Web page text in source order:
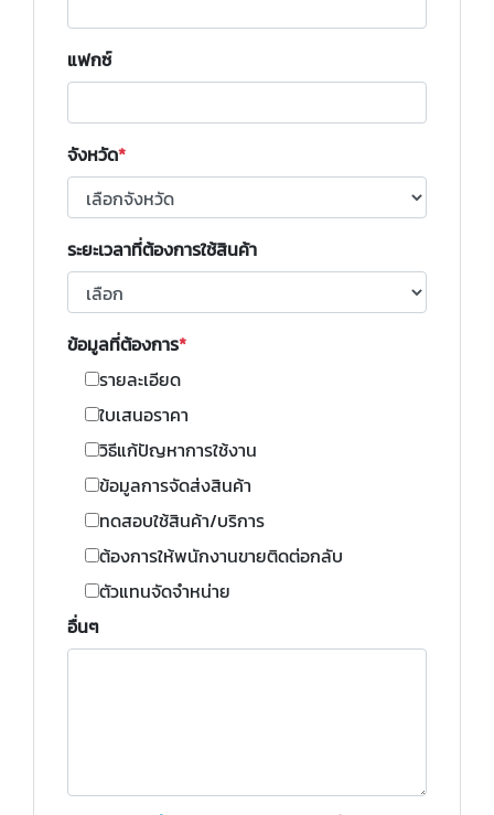
แฟกซ์
จังหวัด
ระยะเวลาที่ต้องการใช้สินค้า
ข้อมูลที่ต้องการ
รายละเอียด
ใบเสนอราคา
วิธีแก้ปัญหาการใช้งาน
ข้อมูลการจัดส่งสินค้า
ทดสอบใช้สินค้า/บริการ
ต้องการให้พนักงานขายติดต่อกลับ
ตัวแทนจัดจำหน่าย
อื่นๆ